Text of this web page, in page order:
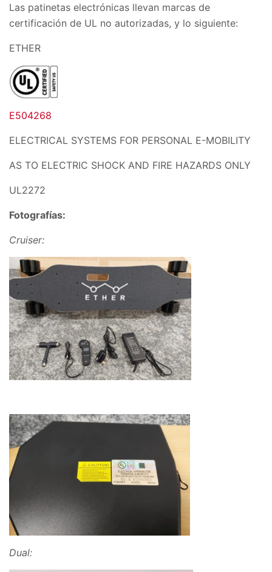
Las patinetas electrónicas llevan marcas de
certificación de UL no autorizadas, y lo siguiente:
ETHER
E504268
ELECTRICAL SYSTEMS FOR PERSONAL E-MOBILITY
AS TO ELECTRIC SHOCK AND FIRE HAZARDS ONLY
UL2272
Fotografías:
Cruiser:
Dual: